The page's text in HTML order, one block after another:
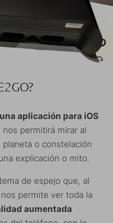
aplicación para iOS
nos permitirá mirar al
o constelación
explicación o mito.
de espejo que, al
permite ver toda la
aumentada